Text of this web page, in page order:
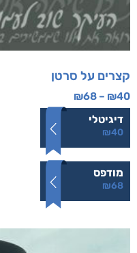
קצרים על סרטן
₪40
–
₪68
דיגיטלי
₪40
מודפס
₪68